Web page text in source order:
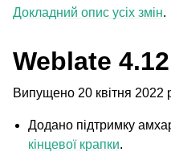
Докладний опис усіх змін.
Weblate 4.12
Випущено 20 квітня 2022
Додано підтримку
кінцевої крапки.